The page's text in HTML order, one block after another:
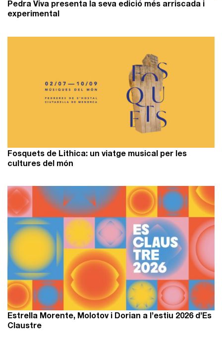
Pedra Viva presenta la seva edició més arriscada i
experimental
Fosquets de Lithica: un viatge musical per les
cultures del món
Estrella Morente, Molotov i Dorian a l’estiu 2026 d’Es
Claustre